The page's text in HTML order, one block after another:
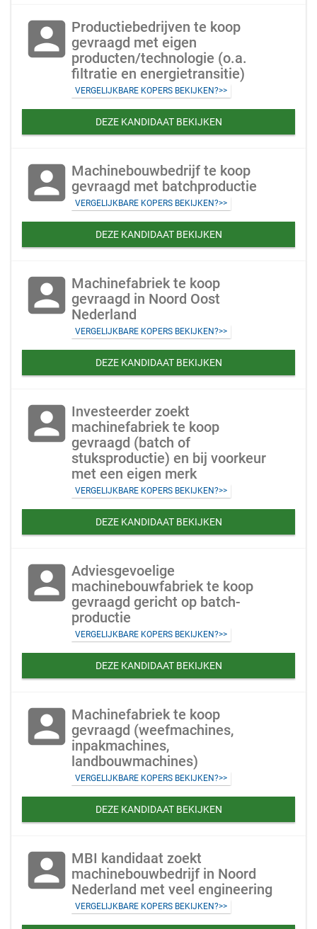
account_box Productiebedrijven te koop
gevraagd met eigen
producten/technologie (o.a.
filtratie en energietransitie)
VERGELIJKBARE KOPERS BEKIJKEN?>>
DEZE KANDIDAAT BEKIJKEN
account_box Machinebouwbedrijf te koop
gevraagd met batchproductie
VERGELIJKBARE KOPERS BEKIJKEN?>>
DEZE KANDIDAAT BEKIJKEN
account_box Machinefabriek te koop
gevraagd in Noord Oost
Nederland
VERGELIJKBARE KOPERS BEKIJKEN?>>
DEZE KANDIDAAT BEKIJKEN
account_box Investeerder zoekt
machinefabriek te koop
gevraagd (batch of
stuksproductie) en bij voorkeur
met een eigen merk
VERGELIJKBARE KOPERS BEKIJKEN?>>
DEZE KANDIDAAT BEKIJKEN
account_box Adviesgevoelige
machinebouwfabriek te koop
gevraagd gericht op batch-
productie
VERGELIJKBARE KOPERS BEKIJKEN?>>
DEZE KANDIDAAT BEKIJKEN
account_box Machinefabriek te koop
gevraagd (weefmachines,
inpakmachines,
landbouwmachines)
VERGELIJKBARE KOPERS BEKIJKEN?>>
DEZE KANDIDAAT BEKIJKEN
account_box MBI kandidaat zoekt
machinebouwbedrijf in Noord
Nederland met veel engineering
VERGELIJKBARE KOPERS BEKIJKEN?>>